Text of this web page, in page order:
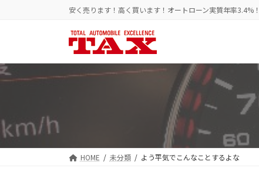
ツ
へ
ッ
プ
シ
ョ
移
動
安く売ります！高く買います！オートローン実質年率3.4%
HOME 未分類 よう平気でこんなことするよな